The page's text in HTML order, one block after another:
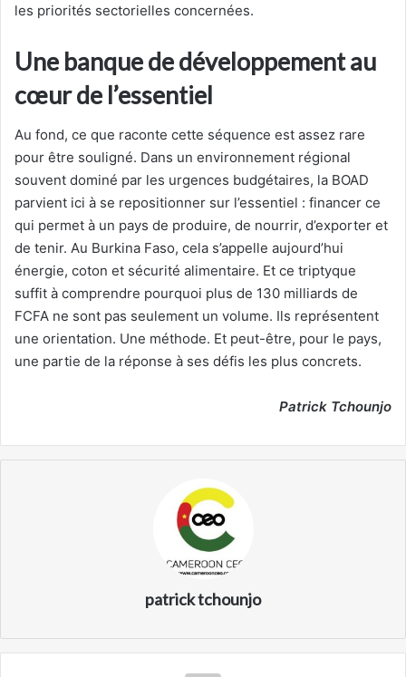
les priorités sectorielles concernées.
Une banque de développement au
cœur de l’essentiel
Au fond, ce que raconte cette séquence est assez rare
pour être souligné. Dans un environnement régional
souvent dominé par les urgences budgétaires, la BOAD
parvient ici à se repositionner sur l’essentiel : financer ce
qui permet à un pays de produire, de nourrir, d’exporter et
de tenir. Au Burkina Faso, cela s’appelle aujourd’hui
énergie, coton et sécurité alimentaire. Et ce triptyque
suffit à comprendre pourquoi plus de 130 milliards de
FCFA ne sont pas seulement un volume. Ils représentent
une orientation. Une méthode. Et peut-être, pour le pays,
une partie de la réponse à ses défis les plus concrets.
Patrick Tchounjo
patrick tchounjo